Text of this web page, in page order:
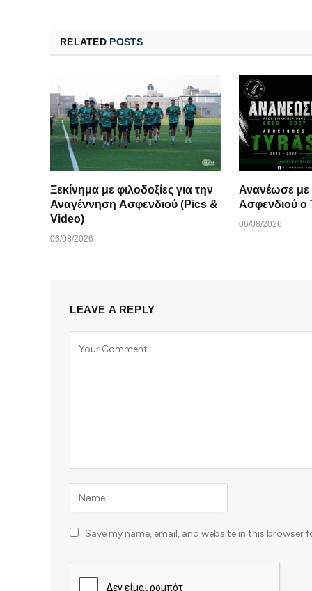
RELATED POSTS
Ξεκίνημα με φιλοδοξίες για την
Αναγέννηση Ασφενδιού (Pics &
Video)
06/08/2026
Ανανέωσε με
Ασφενδιού ο
06/08/2026
LEAVE A REPLY
Save my name, email, and website in this browser